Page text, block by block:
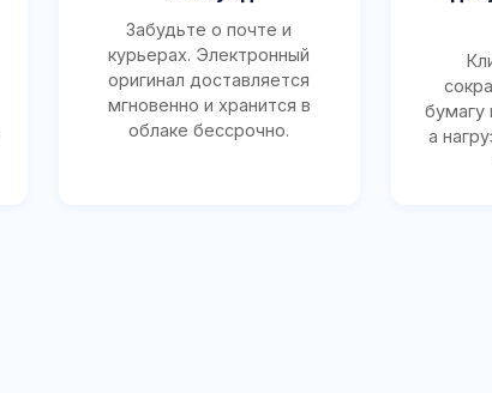
Забудьте о почте и
курьерах. Электронный
оригинал доставляется
мгновенно и хранится в
облаке бессрочно.
бумагу
а